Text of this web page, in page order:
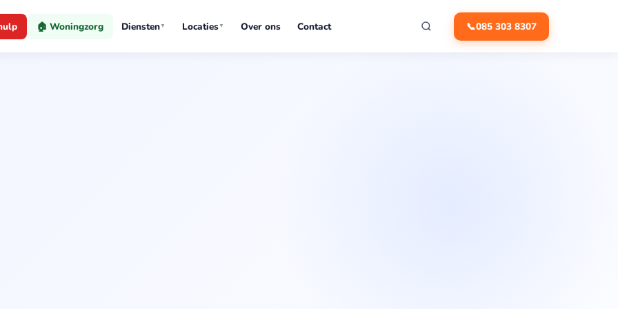
🏠 Woningzorg Diensten▼ Locaties▼ Over ons Contact 📞085 303 8307